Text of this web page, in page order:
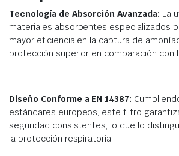
Tecnología de Absorción Avanzada: La
materiales absorbentes especializados
mayor eficiencia en la captura de
protección superior en comparación con
Diseño Conforme a EN 14387:
estándares europeos, este filtro
seguridad consistentes, lo que lo
la protección respiratoria.